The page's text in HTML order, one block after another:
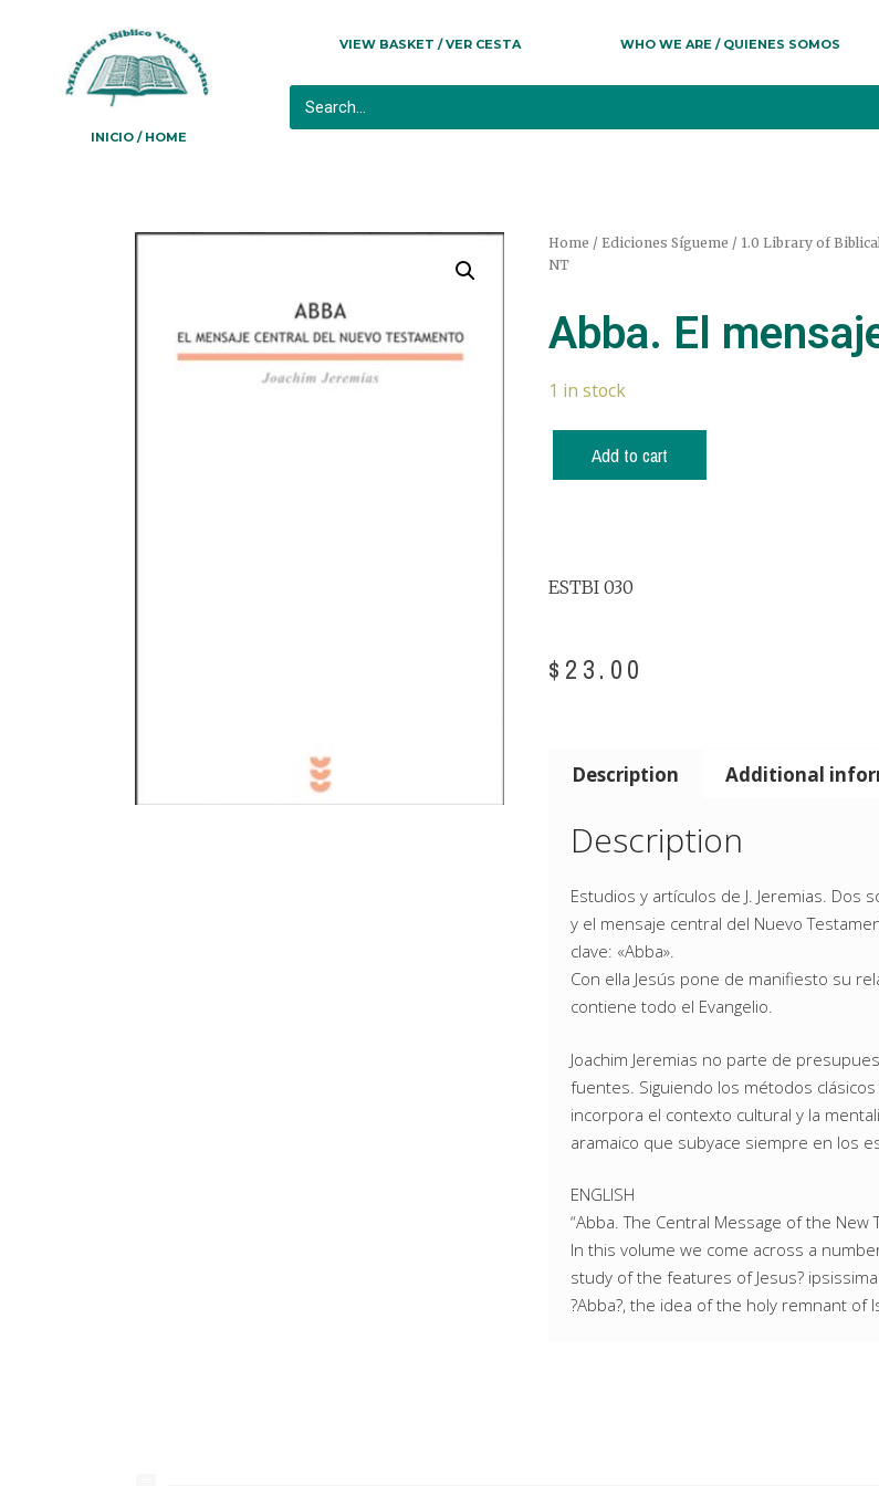
INICIO / HOME
VIEW BASKET / VER CESTA WHO WE ARE / QUIENES SOMOS
Home / Ediciones Sígueme / 1.0 Library of
NT
Abba. El
1 in stock
Add to cart
ESTBI 030
$ 23.00
Description Additional
Description
Estudios y artículos de J. Jeremias.
y el mensaje central del Nuevo
clave: «Abba».
Con ella Jesús pone de manifiesto su
contiene todo el Evangelio.
Joachim Jeremias no parte de
fuentes. Siguiendo los métodos
incorpora el contexto cultural y la
aramaico que subyace siempre en los
ENGLISH
“Abba. The Central Message of the New
In this volume we come across a
study of the features of Jesus?
?Abba?, the idea of the holy remnant of